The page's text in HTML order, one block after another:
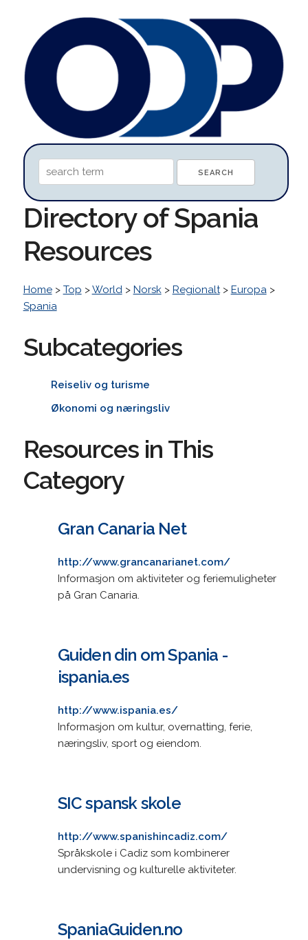
Directory of Spania
Resources
Home> Top >World> Norsk> Regionalt> Europa>
Spania
Subcategories
Reiseliv og turisme
Økonomi og næringsliv
Resources in This
Category
Gran Canaria Net
http://www.grancanarianet.com/
Informasjon om aktiviteter og feriemuligheter
på Gran Canaria.
Guiden din om Spania -
ispania.es
http://www.ispania.es/
Informasjon om kultur, overnatting, ferie,
næringsliv, sport og eiendom.
SIC spansk skole
http://www.spanishincadiz.com/
Språkskole i Cadiz som kombinerer
undervisning og kulturelle aktiviteter.
SpaniaGuiden.no